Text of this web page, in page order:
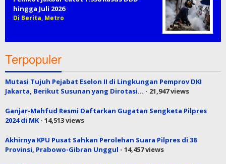
hingga Juli 2026
Di Berita, Metro
Terpopuler
Mutasi Tujuh Pejabat Eselon II di Lingkungan Pemprov DKI
Jakarta, Berikut Susunan yang Dirotasi… - 21,947 views
Ganjar-Mahfud Resmi Daftarkan Gugatan Sengketa Pilpres
2024 di MK- 14,513 views
Akhirnya KPU Pusat Sahkan Perolehan Suara Pilpres di 38
Provinsi, Prabowo-Gibran Unggul - 14,457 views